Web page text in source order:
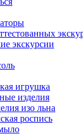
экскурсии
игрушка
изделия
изо льна
роспись